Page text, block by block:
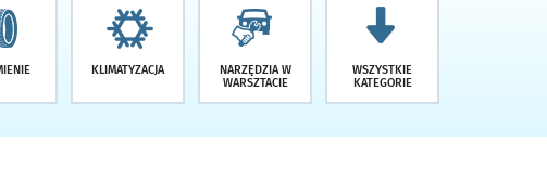
KLIMATYZACJA
NARZĘDZIA W
WARSZTACIE
WSZYSTKIE
KATEGORIE